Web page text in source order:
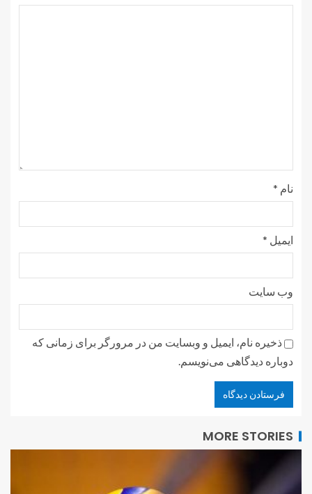
نام *
ایمیل *
وب‌ سایت
ذخیره نام، ایمیل و وبسایت من در مرورگر برای زمانی که
دوباره دیدگاهی می‌نویسم.
MORE STORIES